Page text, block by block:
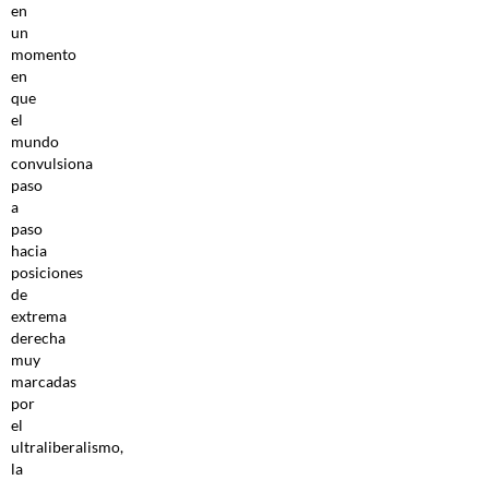
en
un
momento
en
que
el
mundo
convulsiona
paso
a
paso
hacia
posiciones
de
extrema
derecha
muy
marcadas
por
el
ultraliberalismo,
la